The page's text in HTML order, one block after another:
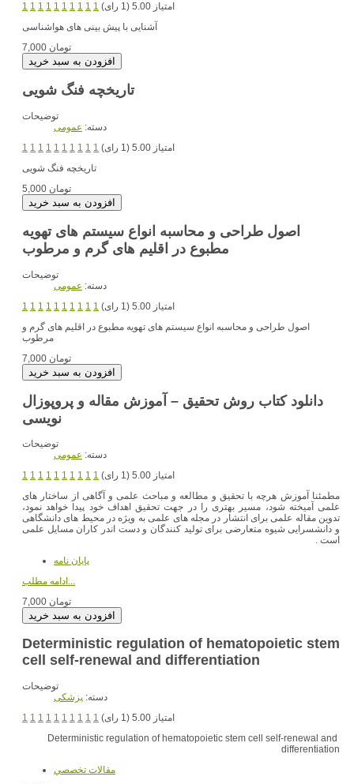
1 1 1 1 1 1 1 1 1 1
امتیاز 5.00 (1 رای)
آشنایی با پیش بینی های هواشناسی
7,000 تومان
تاریخچه فنگ شویی
توضیحات
دسته: عمومی
1 1 1 1 1 1 1 1 1 1
امتیاز 5.00 (1 رای)
تاریخچه فنگ شویی
5,000 تومان
اصول طراحی و محاسبه انواع سیستم های تهویه
مطبوع در اقلیم های گرم و مرطوب
توضیحات
دسته: عمومی
1 1 1 1 1 1 1 1 1 1
امتیاز 5.00 (1 رای)
اصول طراحی و محاسبه انواع سیستم های تهویه مطبوع در اقلیم های گرم و
مرطوب
7,000 تومان
دانلود کتاب روش تحقیق – آموزش مقاله و پروپوزال
نویسی
توضیحات
دسته: عمومی
1 1 1 1 1 1 1 1 1 1
امتیاز 5.00 (1 رای)
مطمئنا آموزش هرچه با تحقیق و مطالعه و مباحث علمی و آگاهی از ساختار های
علمی آمیخته شود، مسیر بهتری را در جهت تحقیق اهداف خود پیدا خواهد نمود،
تدوین مقاله علمی برای انتشار در مجله های علمی به ویژه در محیط های دانشگاهی
و دانشسرایی شیوه متعارضی برای تولید کنندگان و دست اندر کاران مسایل علمی
است .
پایان نامه
ادامه مطلب...
7,000 تومان
Deterministic regulation of hematopoietic stem
cell self-renewal and differentiation
توضیحات
دسته: پزشکی
1 1 1 1 1 1 1 1 1 1
امتیاز 5.00 (1 رای)
Deterministic regulation of hematopoietic stem cell self-renewal and
differentiation
مقالات تخصصي